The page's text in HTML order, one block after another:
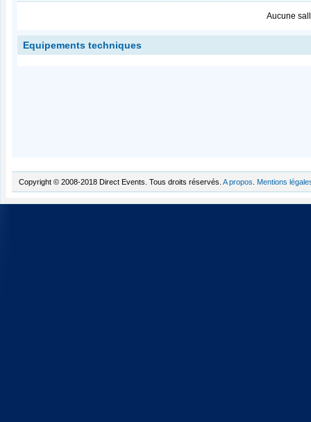
Aucune
Equipements techniques
Copyright © 2008-2018 Direct Events. Tous droits réservés. A propos Mentions